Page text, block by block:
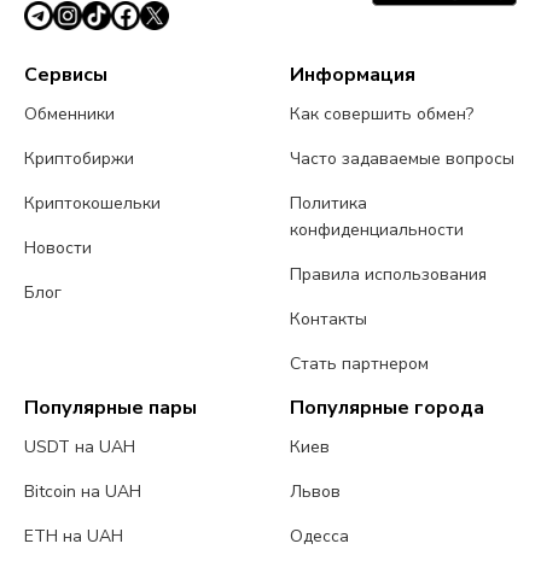
Сервисы
Обменники
Криптобиржи
Криптокошельки
Новости
Блог
Информация
Как совершить обмен?
Часто задаваемые вопросы
Политика
конфиденциальности
Правила использования
Контакты
Стать партнером
Популярные пары
USDT на UAH
Bitcoin на UAH
ETH на UAH
Популярные города
Киев
Львов
Одесса